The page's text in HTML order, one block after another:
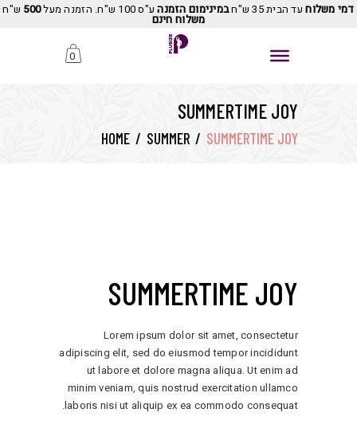
דמי משלוחעד הבית 35 ש"ח במינימום הזמנהע"ס 100 ש"ח. הזמנה מעל 500 ש"ח
משלוח חינם
0
SUMMERTIME JOY
HOME / SUMMER / SUMMERTIME JOY
SUMMERTIME JOY
Lorem ipsum dolor sit amet, consectetur
adipiscing elit, sed do eiusmod tempor incididunt
ut labore et dolore magna aliqua. Ut enim ad
minim veniam, quis nostrud exercitation ullamco
laboris nisi ut aliquip ex ea commodo consequat.